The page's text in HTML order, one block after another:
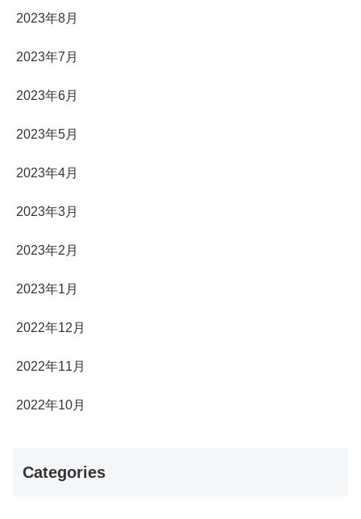
2023年8月
2023年7月
2023年6月
2023年5月
2023年4月
2023年3月
2023年2月
2023年1月
2022年12月
2022年11月
2022年10月
Categories